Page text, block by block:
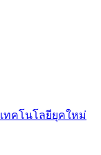
เทคโนโลยียุคใหม่